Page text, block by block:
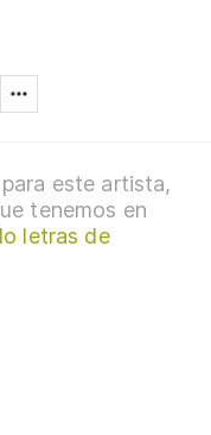
este artista,
tenemos en
letras de